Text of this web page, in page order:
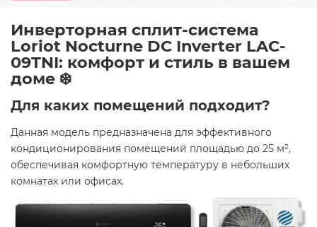
Инверторная сплит-система
Loriot Nocturne DC Inverter LAC-
09TNI: комфорт и стиль в вашем
доме ❄️
Для каких помещений подходит?
Данная модель предназначена для эффективного
кондиционирования помещений площадью до 25 м²,
обеспечивая комфортную температуру в небольших
комнатах или офисах.